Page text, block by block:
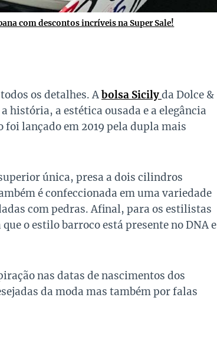
com descontos incríveis na Super Sale!
os detalhes. Abolsa Sicilyda Dolce &
história, a estética ousada e a elegância
lançado em 2019 pela dupla mais
única, presa a dois cilindros
é confeccionada em uma variedade
com pedras. Afinal, para os estilistas
o estilo barroco está presente no DNA e
nas datas de nascimentos dos
da moda mas também por falas